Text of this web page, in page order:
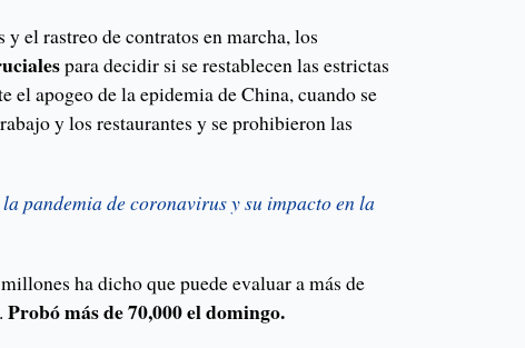
y el rastreo de contratos en marcha, los
para decidir si se restablecen las estrictas
el apogeo de la epidemia de China, cuando se
y los restaurantes y se prohibieron las
pandemia de coronavirus y su impacto en la
ha dicho que puede evaluar a más de
Probó más de 70,000 el domingo.